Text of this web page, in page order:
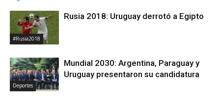
#Rusia2018
Rusia 2018: Uruguay derrotó a Egipto
Deportes
Mundial 2030: Argentina, Paraguay y
Uruguay presentaron su candidatura